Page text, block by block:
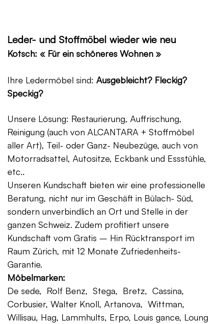
Leder- und Stoffmöbel wieder wie neu
Kotsch: « Für ein schöneres Wohnen »
Ihre Ledermöbel sind: Ausgebleicht? Fleckig?
Speckig?
Unsere Lösung: Restaurierung, Auffrischung,
Reinigung (auch von ALCANTARA + Stoffmöbel
aller Art), Teil- oder Ganz- Neubezüge, auch von
Motorradsattel, Autositze, Eckbank und Essstühle,
etc..
Unseren Kundschaft bieten wir eine professionelle
Beratung, nicht nur im Geschäft in Bülach- Süd,
sondern unverbindlich an Ort und Stelle in der
ganzen Schweiz. Zudem profitiert unsere
Kundschaft vom Gratis – Hin Rücktransport im
Raum Zürich, mit 12 Monate Zufriedenheits-
Garantie.
Möbelmarken:
De sede, Rolf Benz, Stega, Bretz, Cassina,
Corbusier, Walter Knoll, Artanova, Wittman,
Willisau, Hag, Lammhults, Erpo, Louis gance, Loung